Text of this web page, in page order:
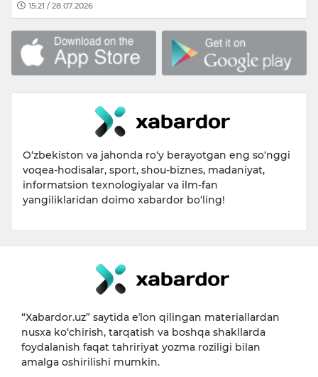
15:21 / 28.07.2026
O‘zbekiston va jahonda ro‘y berayotgan eng so‘nggi
voqea-hodisalar, sport, shou-biznes, madaniyat,
informatsion texnologiyalar va ilm-fan
yangiliklaridan doimo xabardor bo‘ling!
“Xabardor.uz” saytida eʼlon qilingan materiallardan
nusxa ko‘chirish, tarqatish va boshqa shakllarda
foydalanish faqat tahririyat yozma roziligi bilan
amalga oshirilishi mumkin.